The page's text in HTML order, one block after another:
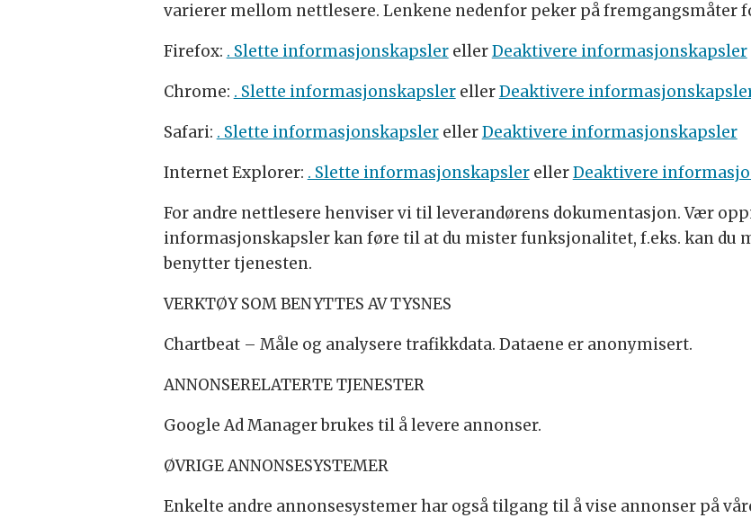
varierer mellom nettlesere. Lenkene nedenfor peker på fremgangsmåter
Firefox: . Slette informasjonskapslerellerDeaktivere informasjonskapsler
Chrome: . Slette informasjonskapslerellerDeaktivere
Safari: . Slette informasjonskapslerellerDeaktivere informasjonskapsler
Internet Explorer: . Slette informasjonskapslerellerDeaktivere
For andre nettlesere henviser vi til leverandørens dokumentasjon. Vær
informasjonskapsler kan føre til at du mister funksjonalitet, f.eks. kan du
benytter tjenesten.
VERKTØY SOM BENYTTES AV TYSNES
Chartbeat – Måle og analysere trafikkdata. Dataene er anonymisert.
ANNONSERELATERTE TJENESTER
Google Ad Manager brukes til å levere annonser.
ØVRIGE ANNONSESYSTEMER
Enkelte andre annonsesystemer har også tilgang til å vise annonser på